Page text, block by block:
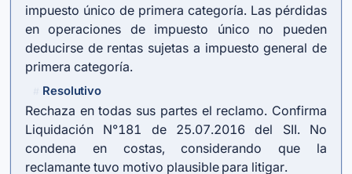
impuesto único de primera categoría. Las pérdidas
en operaciones de impuesto único no pueden
deducirse de rentas sujetas a impuesto general de
primera categoría.
Resolutivo
Rechaza en todas sus partes el reclamo. Confirma
Liquidación N°181 de 25.07.2016 del SII. No
condena en costas, considerando que la
reclamante tuvo motivo plausible para litigar.